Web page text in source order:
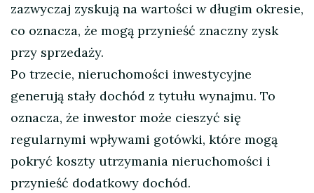
zazwyczaj zyskują na wartości w długim okresie,
co oznacza, że mogą przynieść znaczny zysk
przy sprzedaży.
Po trzecie, nieruchomości inwestycyjne
generują stały dochód z tytułu wynajmu. To
oznacza, że inwestor może cieszyć się
regularnymi wpływami gotówki, które mogą
pokryć koszty utrzymania nieruchomości i
przynieść dodatkowy dochód.